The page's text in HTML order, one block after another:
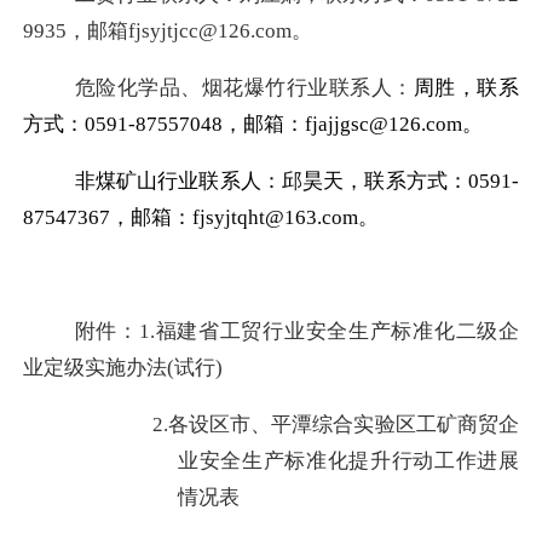
9935 ，邮箱fjsyjtjcc@126.com。
危险化学品、烟花爆竹行业联系人： 周胜，联系
方式：0591-87557048 ，邮箱：fjajjgsc@126.com。
非煤矿山行业联系人：邱昊天，联系方式： 0591-
87547367 ，邮箱： fjsyjtqht@163.com。
附件： 1.福建省工贸行业安全生产标准化二级企
业定级实施办法(试行)
2.各设区市、平潭综合实验区工矿商贸企
业安全生产标准化提升行动工作进展
情况表